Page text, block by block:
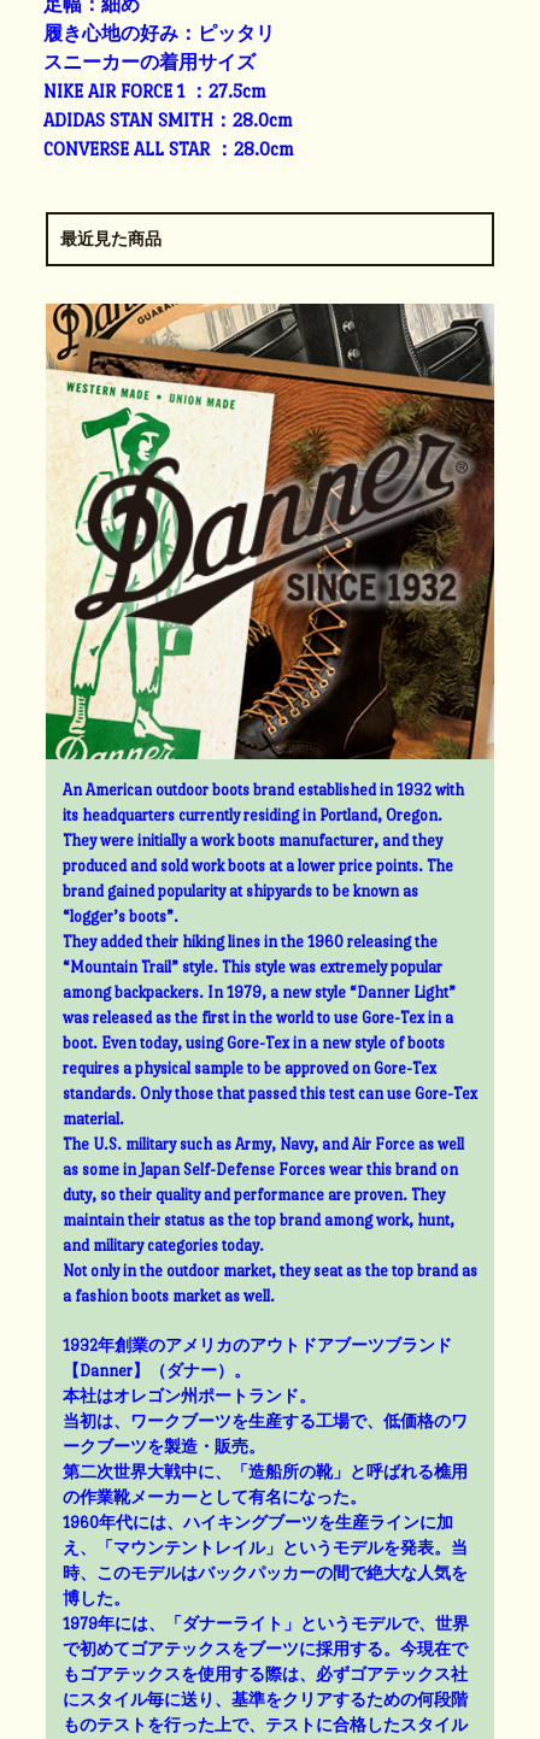
履き心地の好み：ピッタリ
スニーカーの着用サイズ
NIKE AIR FORCE 1 ：27.5cm
ADIDAS STAN SMITH：28.0cm
CONVERSE ALL STAR ：28.0cm
最近見た商品
An American outdoor boots brand established in 1932 with
its headquarters currently residing in Portland, Oregon.
They were initially a work boots manufacturer, and they
produced and sold work boots at a lower price points. The
brand gained popularity at shipyards to be known as
“logger’s boots”.
They added their hiking lines in the 1960 releasing the
“Mountain Trail” style. This style was extremely popular
among backpackers. In 1979, a new style “Danner Light”
was released as the first in the world to use Gore-Tex in a
boot. Even today, using Gore-Tex in a new style of boots
requires a physical sample to be approved on Gore-Tex
standards. Only those that passed this test can use Gore-Tex
material.
The U.S. military such as Army, Navy, and Air Force as well
as some in Japan Self-Defense Forces wear this brand on
duty, so their quality and performance are proven. They
maintain their status as the top brand among work, hunt,
and military categories today.
Not only in the outdoor market, they seat as the top brand as
a fashion boots market as well.
1932年創業のアメリカのアウトドアブーツブランド
【Danner】（ダナー）。
本社はオレゴン州ポートランド。
当初は、ワークブーツを生産する工場で、低価格のワ
ークブーツを製造・販売。
第二次世界大戦中に、「造船所の靴」と呼ばれる樵用
の作業靴メーカーとして有名になった。
1960年代には、ハイキングブーツを生産ラインに加
え、「マウンテントレイル」というモデルを発表。当
時、このモデルはバックパッカーの間で絶大な人気を
博した。
1979年には、「ダナーライト」というモデルで、世界
で初めてゴアテックスをブーツに採用する。今現在で
もゴアテックスを使用する際は、必ずゴアテックス社
にスタイル毎に送り、基準をクリアするための何段階
ものテストを行った上で、テストに合格したスタイル